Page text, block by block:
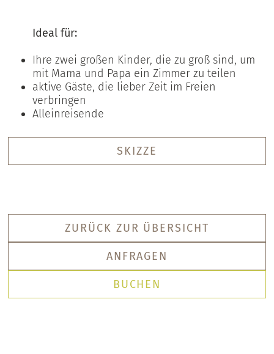
Ideal für:
Ihre zwei großen Kinder, die zu groß sind, um
mit Mama und Papa ein Zimmer zu teilen
aktive Gäste, die lieber Zeit im Freien
verbringen
Alleinreisende
SKIZZE
ZURÜCK ZUR ÜBERSICHT
ANFRAGEN
BUCHEN